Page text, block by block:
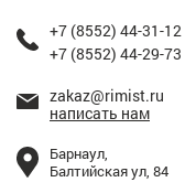
+7 (8552) 44-31-
+7 (8552) 44-29-
zakaz@rimist.ru
написать нам
Барнаул,
Балтийская ул, 84